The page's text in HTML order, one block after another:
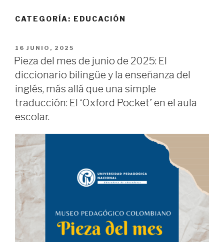
CATEGORÍA: EDUCACIÓN
PUBLICADO
EL
16 JUNIO, 2025
Pieza del mes de junio de 2025: El
diccionario bilingüe y la enseñanza del
inglés, más allá que una simple
traducción: El ‘Oxford Pocket’ en el aula
escolar.